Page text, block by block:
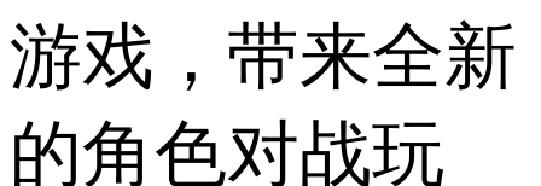
游戏，带来全新
的角色对战玩